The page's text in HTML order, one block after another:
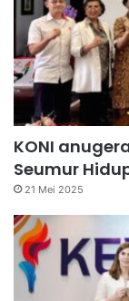
KONI
Seumur
21 Mei 2025